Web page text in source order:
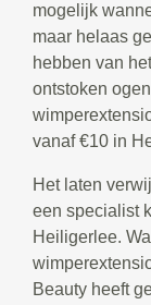
mogelijk
maar helaas
hebben van
ontstoken
vanaf €10 in
Het laten
een specialist
Heiligerlee.
Beauty heeft